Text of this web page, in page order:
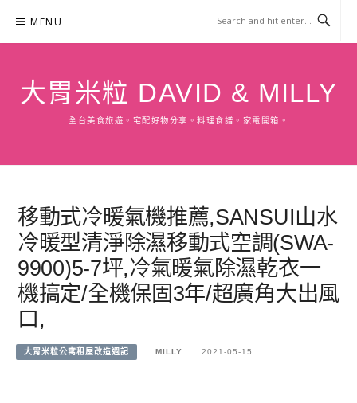
content
MENU
大胃米粒 DAVID & MILLY
全台美食旅遊。宅配好物分享。料理食譜。家電開箱。
移動式冷暖氣機推薦,SANSUI山水
冷暖型清淨除濕移動式空調(SWA-
9900)5-7坪,冷氣暖氣除濕乾衣一
機搞定/全機保固3年/超廣角大出風
口,
大胃米粒公寓租屋改造週記 MILLY 2021-05-15